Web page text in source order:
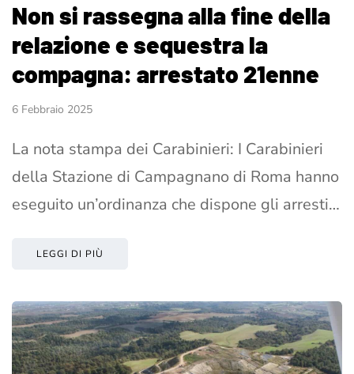
Non si rassegna alla fine della
relazione e sequestra la
compagna: arrestato 21enne
6 Febbraio 2025
La nota stampa dei Carabinieri: I Carabinieri
della Stazione di Campagnano di Roma hanno
eseguito un’ordinanza che dispone gli arresti…
LEGGI DI PIÙ